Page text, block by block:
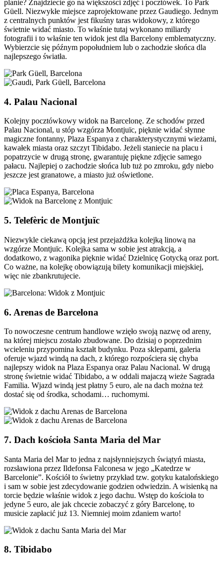
planie? Znajdziecie go na większości zdjęć i pocztówek. To Park
Güell. Niezwykłe miejsce zaprojektowane przez Gaudiego. Jednym
z centralnych punktów jest fikuśny taras widokowy, z którego
świetnie widać miasto. To właśnie tutaj wykonano miliardy
fotografii i to właśnie ten widok jest dla Barcelony emblematyczny.
Wybierzcie się późnym popołudniem lub o zachodzie słońca dla
najlepszego światła.
4. Palau Nacional
Kolejny pocztówkowy widok na Barcelonę. Ze schodów przed
Palau Nacional, u stóp wzgórza Montjuïc, pięknie widać słynne
magiczne fontanny, Plaza Espanya z charakterystycznymi wieżami,
kawałek miasta oraz szczyt Tibidabo. Jeżeli staniecie na placu i
popatrzycie w drugą stronę, gwarantuję piękne zdjęcie samego
pałacu. Najlepiej o zachodzie słońca lub tuż po zmroku, gdy niebo
jeszcze jest granatowe, a miasto już oświetlone.
5. Telefèric de Montjuïc
Niezwykle ciekawą opcją jest przejażdżka kolejką linową na
wzgórze Montjuïc. Kolejka sama w sobie jest atrakcją, a
dodatkowo, z wagonika pięknie widać Dzielnicę Gotycką oraz port.
Co ważne, na kolejkę obowiązują bilety komunikacji miejskiej,
więc nie zbankrutujecie.
6. Arenas de Barcelona
To nowoczesne centrum handlowe wzięło swoją nazwę od areny,
na której miejscu zostało zbudowane. Do dzisiaj o poprzednim
wcieleniu przypomina kształt budynku. Poza sklepami, galeria
oferuje wjazd windą na dach, z którego rozpościera się chyba
najlepszy widok na Plaza Espanya oraz Palau Nacional. W drugą
stronę świetnie widać Tibidabo, a w oddali majaczą wieże Sagrada
Familia. Wjazd windą jest płatny 5 euro, ale na dach można też
dostać się od środka, schodami… ruchomymi.
7. Dach kościoła Santa Maria del Mar
Santa Maria del Mar to jedna z najsłynniejszych świątyń miasta,
rozsławiona przez Ildefonsa Falconesa w jego „Katedrze w
Barcelonie”. Kościół to świetny przykład tzw. gotyku katalońskiego
i sam w sobie jest zdecydowanie godzien odwiedzin. A wisienką na
torcie będzie właśnie widok z jego dachu. Wstęp do kościoła to
jedyne 5 euro, ale jak chcecie zobaczyć z góry Barcelonę, to
musicie zapłacić już 13. Niemniej moim zdaniem warto!
8. Tibidabo